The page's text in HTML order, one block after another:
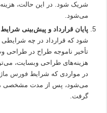
شریک شود. در این حالت،
می‌شود.
پایان قرارداد و پیش‌بینی
شود که قرارداد در چه
تأخیر ناموجه طراح در طراحی
هزینه‌های طراحی وبسایت،
در مواردی که شرایطفورس
می‌شود، پس از مدت مشخصی
گرفت.